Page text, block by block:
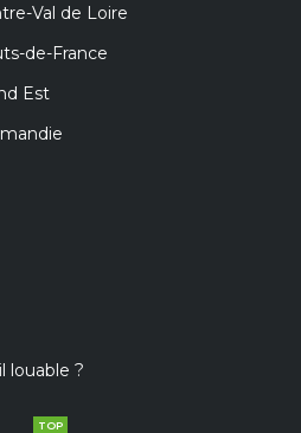
Val de Loire
de-France
Est
louable ?
TOP